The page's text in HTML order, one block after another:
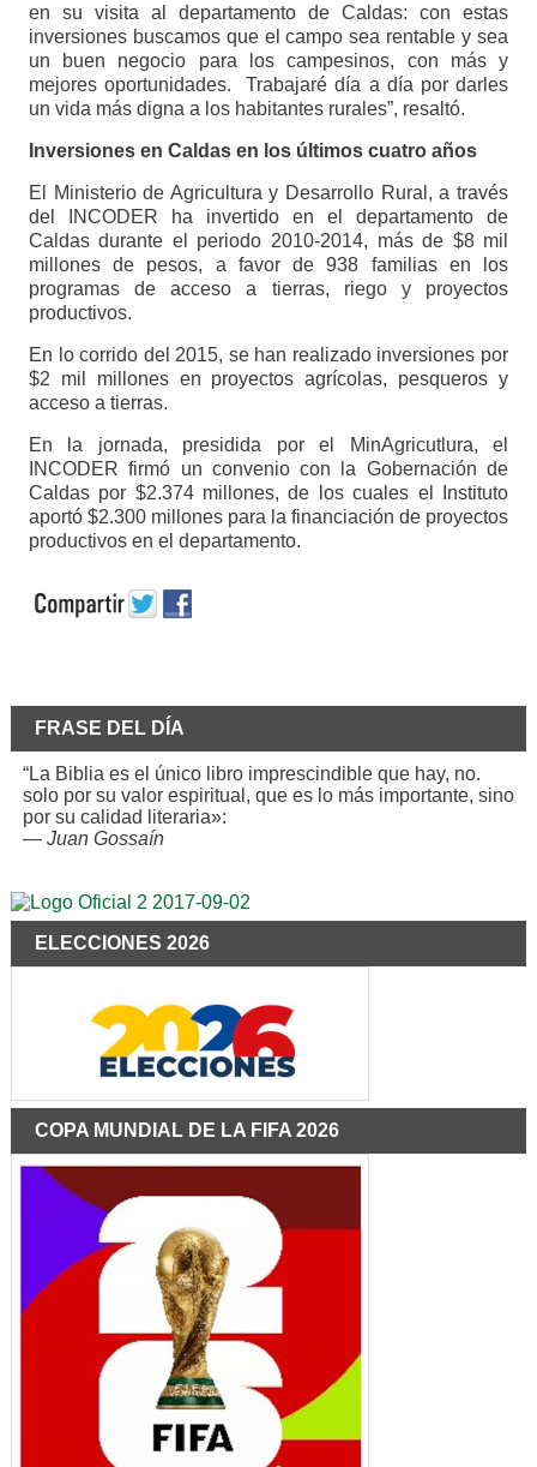
en su visita al departamento de Caldas: con estas
inversiones buscamos que el campo sea rentable y sea
un buen negocio para los campesinos, con más y
mejores oportunidades. Trabajaré día a día por darles
un vida más digna a los habitantes rurales”, resaltó.
Inversiones en Caldas en los últimos cuatro años
El Ministerio de Agricultura y Desarrollo Rural, a través
del INCODER ha invertido en el departamento de
Caldas durante el periodo 2010-2014, más de $8 mil
millones de pesos, a favor de 938 familias en los
programas de acceso a tierras, riego y proyectos
productivos.
En lo corrido del 2015, se han realizado inversiones por
$2 mil millones en proyectos agrícolas, pesqueros y
acceso a tierras.
En la jornada, presidida por el MinAgricutlura, el
INCODER firmó un convenio con la Gobernación de
Caldas por $2.374 millones, de los cuales el Instituto
aportó $2.300 millones para la financiación de proyectos
productivos en el departamento.
FRASE DEL DÍA
“La Biblia es el único libro imprescindible que hay, no.
solo por su valor espiritual, que es lo más importante, sino
por su calidad literaria»:
— Juan Gossaín
ELECCIONES 2026
COPA MUNDIAL DE LA FIFA 2026